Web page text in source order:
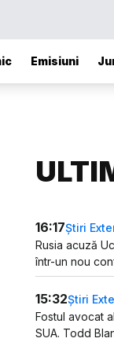
Emisiuni
16:17Știri
Rusia acuză
într-un nou
15:32Știri
Fostul avocat
SUA. Todd